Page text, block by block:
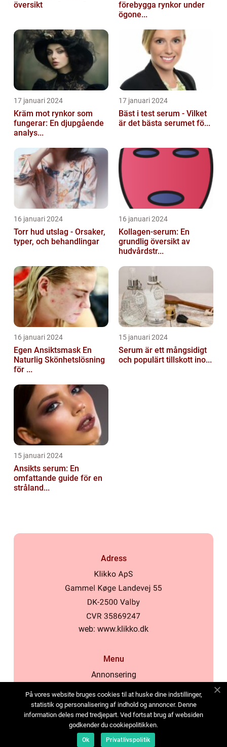
översikt
förebygga rynkor under
ögone...
17 januari 2024
Kräm mot rynkor som
fungerar: En djupgående
analys...
17 januari 2024
Bäst i test serum - Vilket
är det bästa serumet fö...
16 januari 2024
Torr hud utslag - Orsaker,
typer, och behandlingar
16 januari 2024
Kollagen-serum: En
grundlig översikt av
hudvårdstr...
16 januari 2024
Egen Ansiktsmask En
Naturlig Skönhetslösning
för ...
15 januari 2024
Serum är ett mångsidigt
och populärt tillskott ino...
15 januari 2024
Ansikts serum: En
omfattande guide för en
stråland...
Adress
web: www.klikko.dk
Menu
Annonsering
Cookies
Kontakta oss
Sitemap
På vores website bruges cookies til at huske dine indstillinger,
statistik og personalisering af indhold og annoncer. Denne
information deles med tredjepart. Ved fortsat brug af websiden
godkender du cookiepolitikken.
Ok Privatlivspolitik